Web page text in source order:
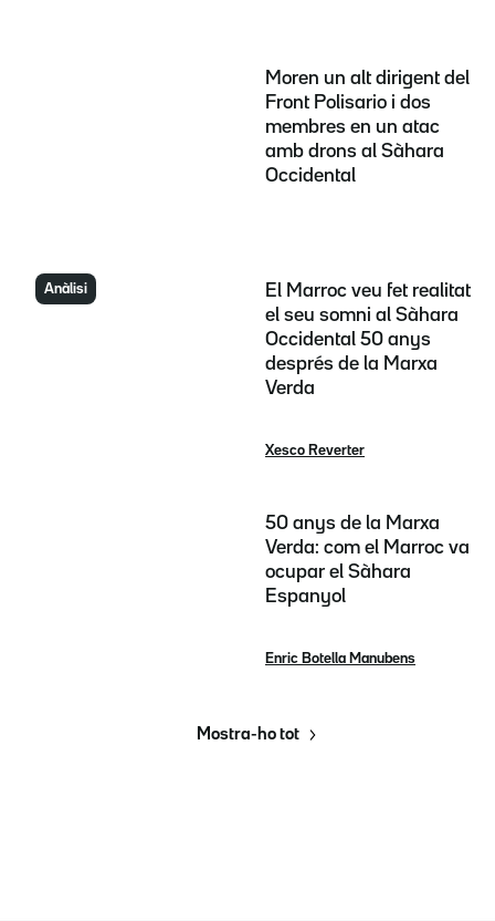
Moren un alt dirigent del
Front Polisario i dos
membres en un atac
amb drons al Sàhara
Occidental
Anàlisi
El Marroc veu fet realitat
el seu somni al Sàhara
Occidental 50 anys
després de la Marxa
Verda
Xesco Reverter
50 anys de la Marxa
Verda: com el Marroc va
ocupar el Sàhara
Espanyol
Enric Botella Manubens
Mostra-ho tot